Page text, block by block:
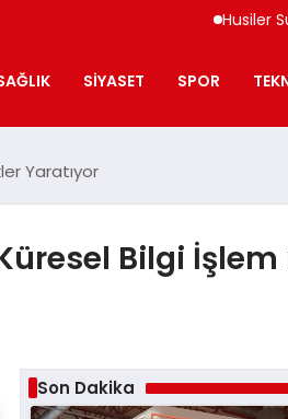
Husiler Suudi
SIYASET SPOR
Yaratıyor
Bilgi
Son Dakika